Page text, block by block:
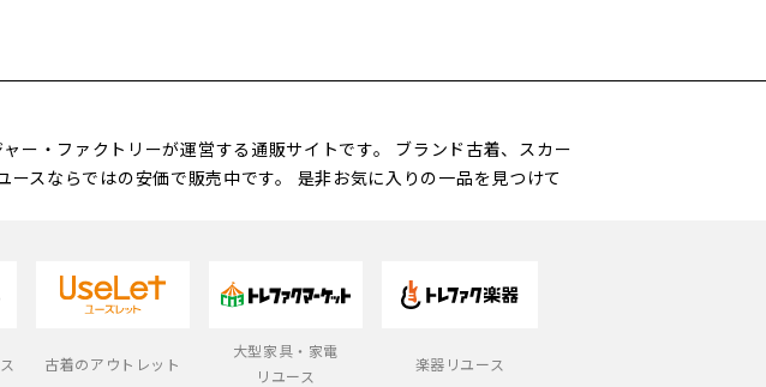
ー・ファクトリーが運営する通販サイトです。 ブランド古着、スカー
スならではの安価で販売中です。 是非お気に入りの一品を見つけて
古着のアウトレット
大型家具・家電
リユース
楽器リユース